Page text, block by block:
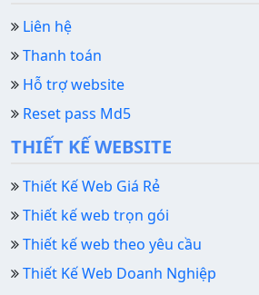
Liên hệ
Thanh toán
Hỗ trợ website
Reset pass Md5
THIẾT KẾ WEBSITE
Thiết Kế Web Giá Rẻ
Thiết kế web trọn gói
Thiết kế web theo yêu cầu
Thiết Kế Web Doanh Nghiệp